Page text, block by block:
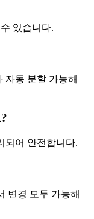
있습니다.
자동 분할 가능해
되어 안전합니다.
변경 모두 가능해